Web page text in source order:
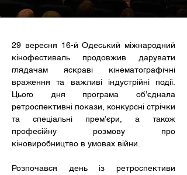
29 вересня 16-й Одеський міжнародний
кінофестиваль продовжив дарувати
глядачам яскраві кінематографічні
враження та важливі індустрійні події.
Цього дня програма об’єднала
ретроспективні покази, конкурсні стрічки
та спеціальні прем’єри, а також
професійну розмову про
кіновиробництво в умовах війни.
Розпочався день із ретроспективи